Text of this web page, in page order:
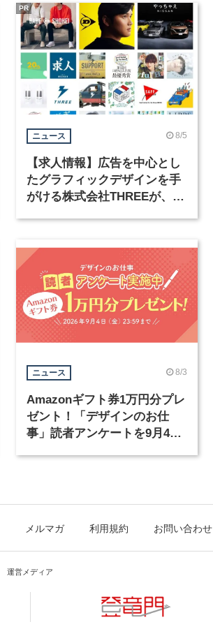
ニュース 8/5
【求人情報】広告を中心とし
たグラフィックデザインを手
がける株式会社THREEが、グ
PR
ニュース 8/3
Amazonギフト券1万円分プレ
ゼント！「デザインのお仕
事」読者アンケートを9月4日
メルマガ 利用規約 お問い合わせ
運営メディア